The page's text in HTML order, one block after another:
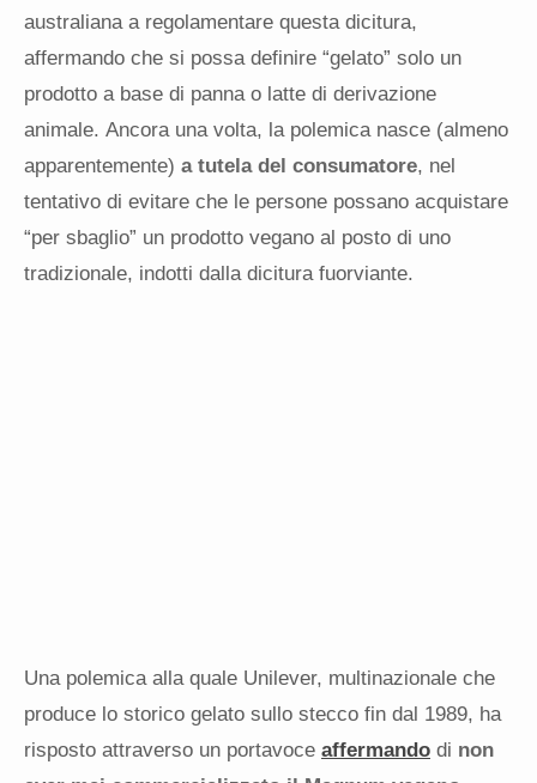
australiana a regolamentare questa dicitura,
affermando che si possa definire “gelato” solo un
prodotto a base di panna o latte di derivazione
animale. Ancora una volta, la polemica nasce (almeno
apparentemente) a tutela del consumatore, nel
tentativo di evitare che le persone possano acquistare
“per sbaglio” un prodotto vegano al posto di uno
tradizionale, indotti dalla dicitura fuorviante.
Una polemica alla quale Unilever, multinazionale che
produce lo storico gelato sullo stecco fin dal 1989, ha
risposto attraverso un portavoce affermando di non